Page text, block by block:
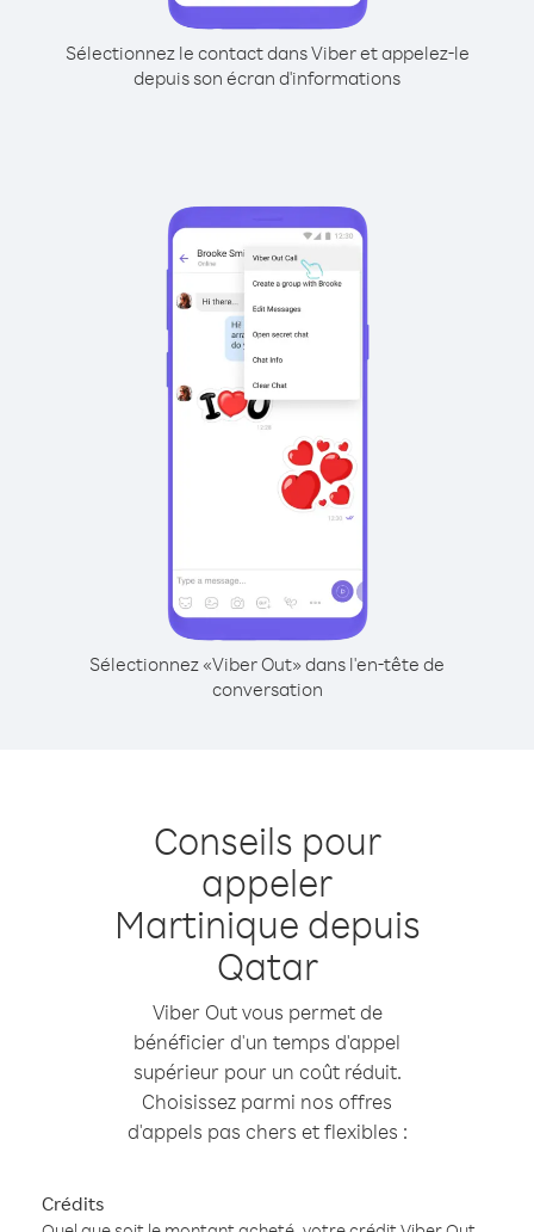
Sélectionnez le contact dans Viber et appelez-le
depuis son écran d'informations
Sélectionnez «Viber Out» dans l'en-tête de
conversation
Conseils pour
appeler
Martinique depuis
Qatar
Viber Out vous permet de
bénéficier d'un temps d'appel
supérieur pour un coût réduit.
Choisissez parmi nos offres
d'appels pas chers et flexibles :
Crédits